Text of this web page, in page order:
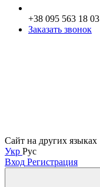
+38 095 563 18 03
Заказать звонок
Сайт на других языках
Укр Рус
Вход Регистрация